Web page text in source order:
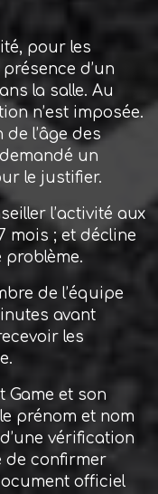
pour les
d’un
la salle. Au
n’est imposée.
l’âge des
un
le justifier.
l’activité aux
mois ; et décline
de l’équipe
avant
les
Game et son
prénom et nom
vérification
de confirmer
officiel